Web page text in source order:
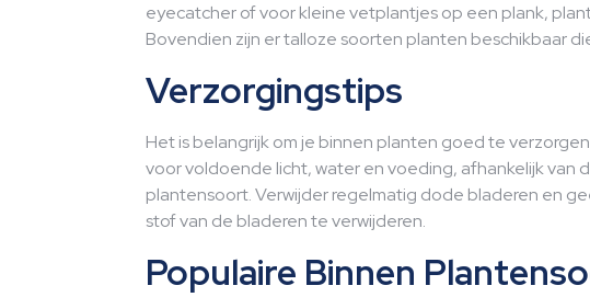
eyecatcher of voor kleine vetplantjes op een plank,
Bovendien zijn er talloze soorten planten beschikbaar
Verzorgingstips
Het is belangrijk om je binnen planten goed te
voor voldoende licht, water en voeding, afhankelijk van
plantensoort. Verwijder regelmatig dode bladeren en
stof van de bladeren te verwijderen.
Populaire Binnen